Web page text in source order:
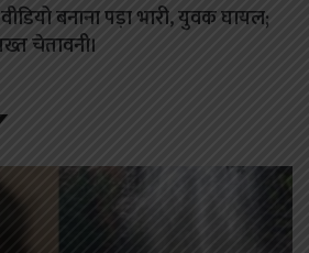
बनाना पड़ा भारी, युवक घायल;
चेतावनी।